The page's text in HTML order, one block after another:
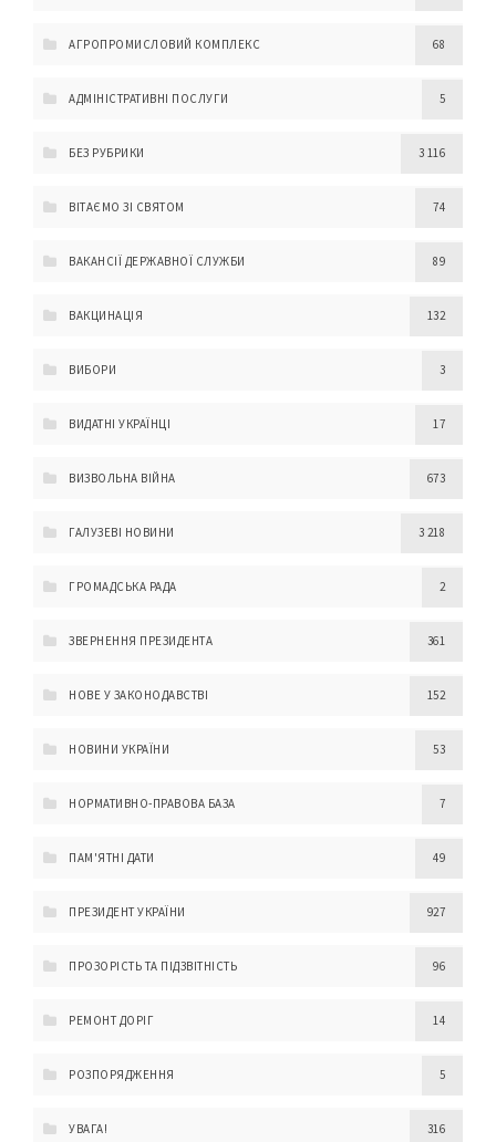
АГРОПРОМИСЛОВИЙ КОМПЛЕКС 68
АДМІНІСТРАТИВНІ ПОСЛУГИ 5
БЕЗ РУБРИКИ 3 116
ВІТАЄМО ЗІ СВЯТОМ 74
ВАКАНСІЇ ДЕРЖАВНОЇ СЛУЖБИ 89
ВАКЦИНАЦІЯ 132
ВИБОРИ 3
ВИДАТНІ УКРАЇНЦІ 17
ВИЗВОЛЬНА ВІЙНА 673
ГАЛУЗЕВІ НОВИНИ 3 218
ГРОМАДСЬКА РАДА 2
ЗВЕРНЕННЯ ПРЕЗИДЕНТА 361
НОВЕ У ЗАКОНОДАВСТВІ 152
НОВИНИ УКРАЇНИ 53
НОРМАТИВНО-ПРАВОВА БАЗА 7
ПАМ'ЯТНІ ДАТИ 49
ПРЕЗИДЕНТ УКРАЇНИ 927
ПРОЗОРІСТЬ ТА ПІДЗВІТНІСТЬ 96
РЕМОНТ ДОРІГ 14
РОЗПОРЯДЖЕННЯ 5
УВАГА! 316